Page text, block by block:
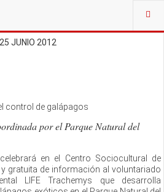
JUNIO 2012
control de galápagos
por el Parque Natural del
en el Centro Sociocultural de
y gratuita de información al voluntariado
LIFE Trachemys que desarrolla